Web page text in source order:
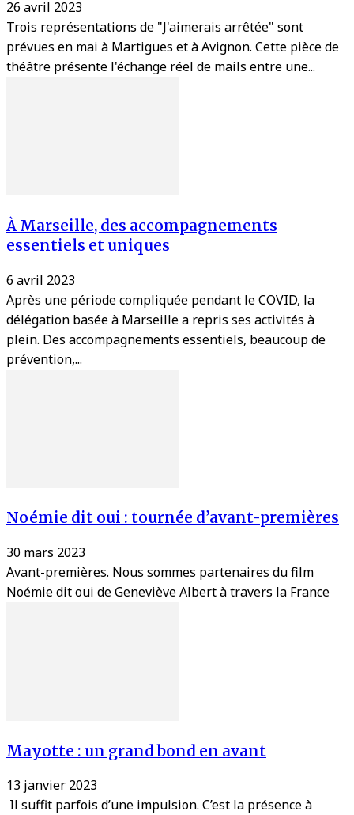
26 avril 2023
Trois représentations de "J'aimerais arrêtée" sont
prévues en mai à Martigues et à Avignon. Cette pièce de
théâtre présente l'échange réel de mails entre une...
À Marseille, des accompagnements
essentiels et uniques
6 avril 2023
Après une période compliquée pendant le COVID, la
délégation basée à Marseille a repris ses activités à
plein. Des accompagnements essentiels, beaucoup de
prévention,...
Noémie dit oui : tournée d’avant-premières
30 mars 2023
Avant-premières. Nous sommes partenaires du film
Noémie dit oui de Geneviève Albert à travers la France
Mayotte : un grand bond en avant
13 janvier 2023
Il suffit parfois d’une impulsion. C’est la présence à